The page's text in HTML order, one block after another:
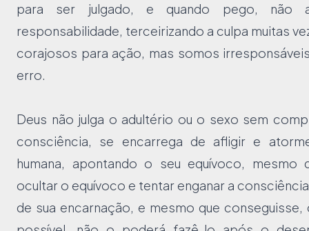
para ser julgado, e quando pego, não
responsabilidade, terceirizando a culpa muitas
corajosos para ação, mas somos
erro.
Deus não julga o adultério ou o sexo sem
consciência, se encarrega de afligir e
humana, apontando o seu equívoco, mesmo
ocultar o equívoco e tentar enganar a
de sua encarnação, e mesmo que conseguisse,